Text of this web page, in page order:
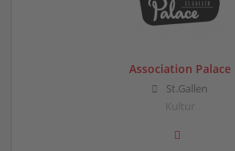
Association Palace
St.Gallen
Kultur